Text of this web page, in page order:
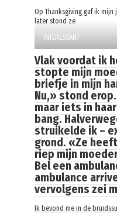
Op Thanksgiving gaf ik mijn
later stond ze
INTERESSANT
Vlak voordat ik
stopte mijn
briefje in mijn
Nu,» stond
maar iets in
bang.
struikelde ik –
grond. «Ze
riep mijn
Bel een
ambulance
vervolgens zei
Ik bevond me in de